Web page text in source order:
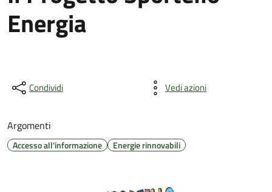
Energia
Condividi Vedi azioni
Argomenti
Accesso all'informazione Energie rinnovabili